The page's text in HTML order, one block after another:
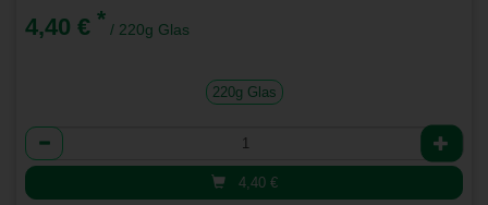
4,40 € * / 220g Glas
220g Glas
Anzahl
4,40 €